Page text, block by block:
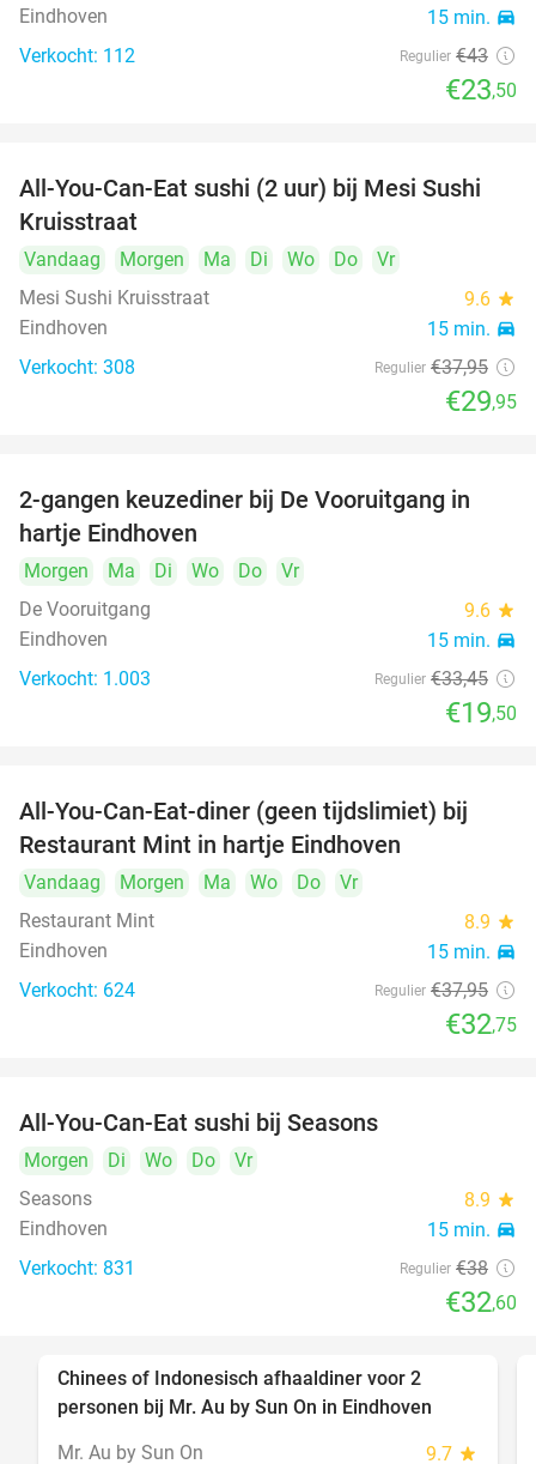
Eindhoven 15 min. directions_car
Verkocht: 112 Regulier €43
€23,50
21%
All-You-Can-Eat sushi (2 uur) bij Mesi Sushi
Kruisstraat
Vandaag Morgen Ma Di Wo Do
Vr
Mesi Sushi Kruisstraat
9.6 star
Eindhoven 15 min. directions_car
Verkocht: 308 Regulier €37,95
€29,95
42%
2-gangen keuzediner bij De Vooruitgang in
hartje Eindhoven
Morgen Ma Di Wo Do
Vr
De Vooruitgang
9.6 star
Eindhoven 15 min. directions_car
Verkocht: 1.003 Regulier €33,45
€19,50
14%
All-You-Can-Eat-diner (geen tijdslimiet) bij
Restaurant Mint in hartje Eindhoven
Vandaag Morgen Ma Wo Do
Vr
Restaurant Mint
8.9 star
Eindhoven 15 min. directions_car
Verkocht: 624 Regulier €37,95
€32,75
All-You-Can-Eat sushi bij Seasons
Morgen Di Wo Do
Vr
Seasons
8.9 star
Eindhoven 15 min. directions_car
Verkocht: 831 Regulier €38
€32,60
Chinees of Indonesisch afhaaldiner voor 2
personen bij Mr. Au by Sun On in Eindhoven
Mr. Au by Sun On
9.7 star